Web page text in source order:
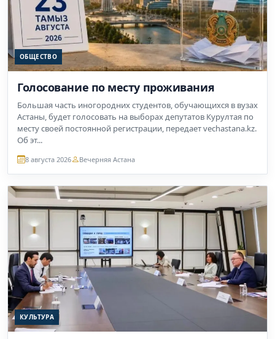
ОБЩЕСТВО
Голосование по месту проживания
Большая часть иногородних студентов, обучающихся в вузах
Астаны, будет голосовать на выборах депутатов Курултая по
месту своей постоянной регистрации, передает vechastana.kz.
Об эт...
8 августа 2026 Вечерняя Астана
КУЛЬТУРА